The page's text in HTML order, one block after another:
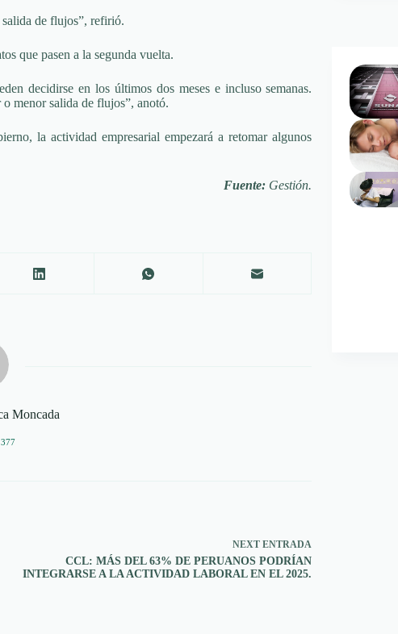
de flujos”, refirió.
que pasen a la segunda vuelta.
decidirse en los últimos dos meses e incluso semanas.
menor salida de flujos”, anotó.
la actividad empresarial empezará a retomar algunos
Fuente: Gestión.
Moncada
NEXTENTRADA
CCL: MÁS DEL 63% DE PERUANOS PODRÍAN
INTEGRARSE A LA ACTIVIDAD LABORAL EN EL 2025.